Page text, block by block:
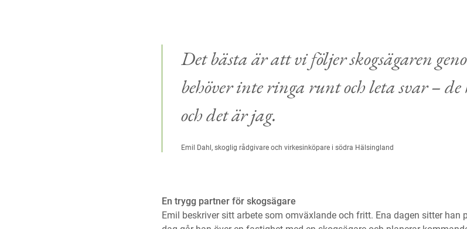
Det bästa är att vi följer skogsägaren
behöver inte ringa runt och leta svar –
och det är jag.
Emil Dahl, skoglig rådgivare och virkesinköpare i södra Hälsingland
En trygg partner för skogsägare
Emil beskriver sitt arbete som omväxlande och fritt. Ena dagen sitter han